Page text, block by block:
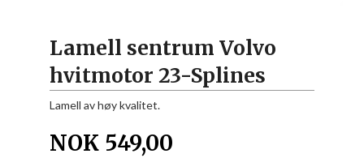
Lamell sentrum Volvo
hvitmotor 23-Splines
Lamell av høy kvalitet.
NOK 549,00